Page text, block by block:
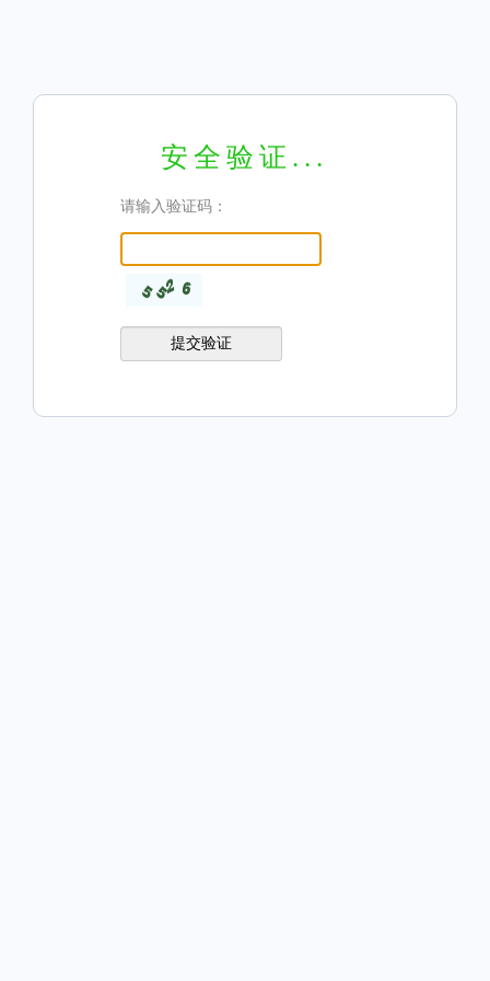
安全验证...
请输入验证码：